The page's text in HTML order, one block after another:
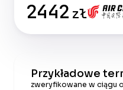
2442 zł
Przykładowe
zweryfikowane w ciągu